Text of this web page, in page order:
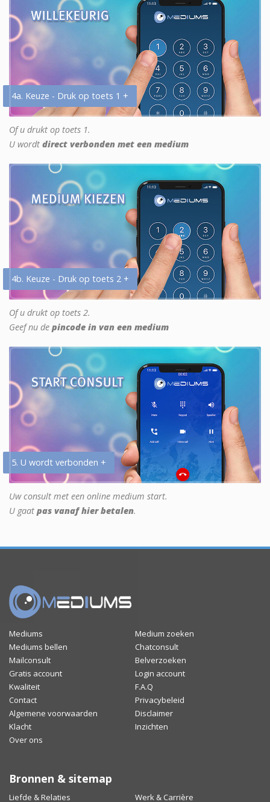
4a. Keuze - Druk op toets 1 +
Of u drukt op toets 1.
U wordt direct verbonden met een medium
4b. Keuze - Druk op toets 2 +
Of u drukt op toets 2.
Geef nu de pincode in van een medium
5. U wordt verbonden +
Uw consult met een online medium start.
U gaat pas vanaf hier betalen.
Mediums
Medium zoeken
Mediums bellen
Chatconsult
Mailconsult
Belverzoeken
Gratis account
Login account
Kwaliteit
F.A.Q
Contact
Privacybeleid
Algemene voorwaarden
Disclaimer
Klacht
Inzichten
Over ons
Bronnen & sitemap
Liefde & Relaties Werk & Carrière